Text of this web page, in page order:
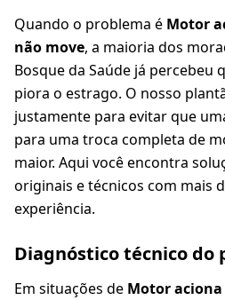
Quando o problema é Motor
não move, a maioria dos
Bosque da Saúde já percebeu
piora o estrago. O nosso
justamente para evitar que
para uma troca completa de
maior. Aqui você encontra
originais e técnicos com mais
experiência.
Diagnóstico técnico do
Em situações de Motor